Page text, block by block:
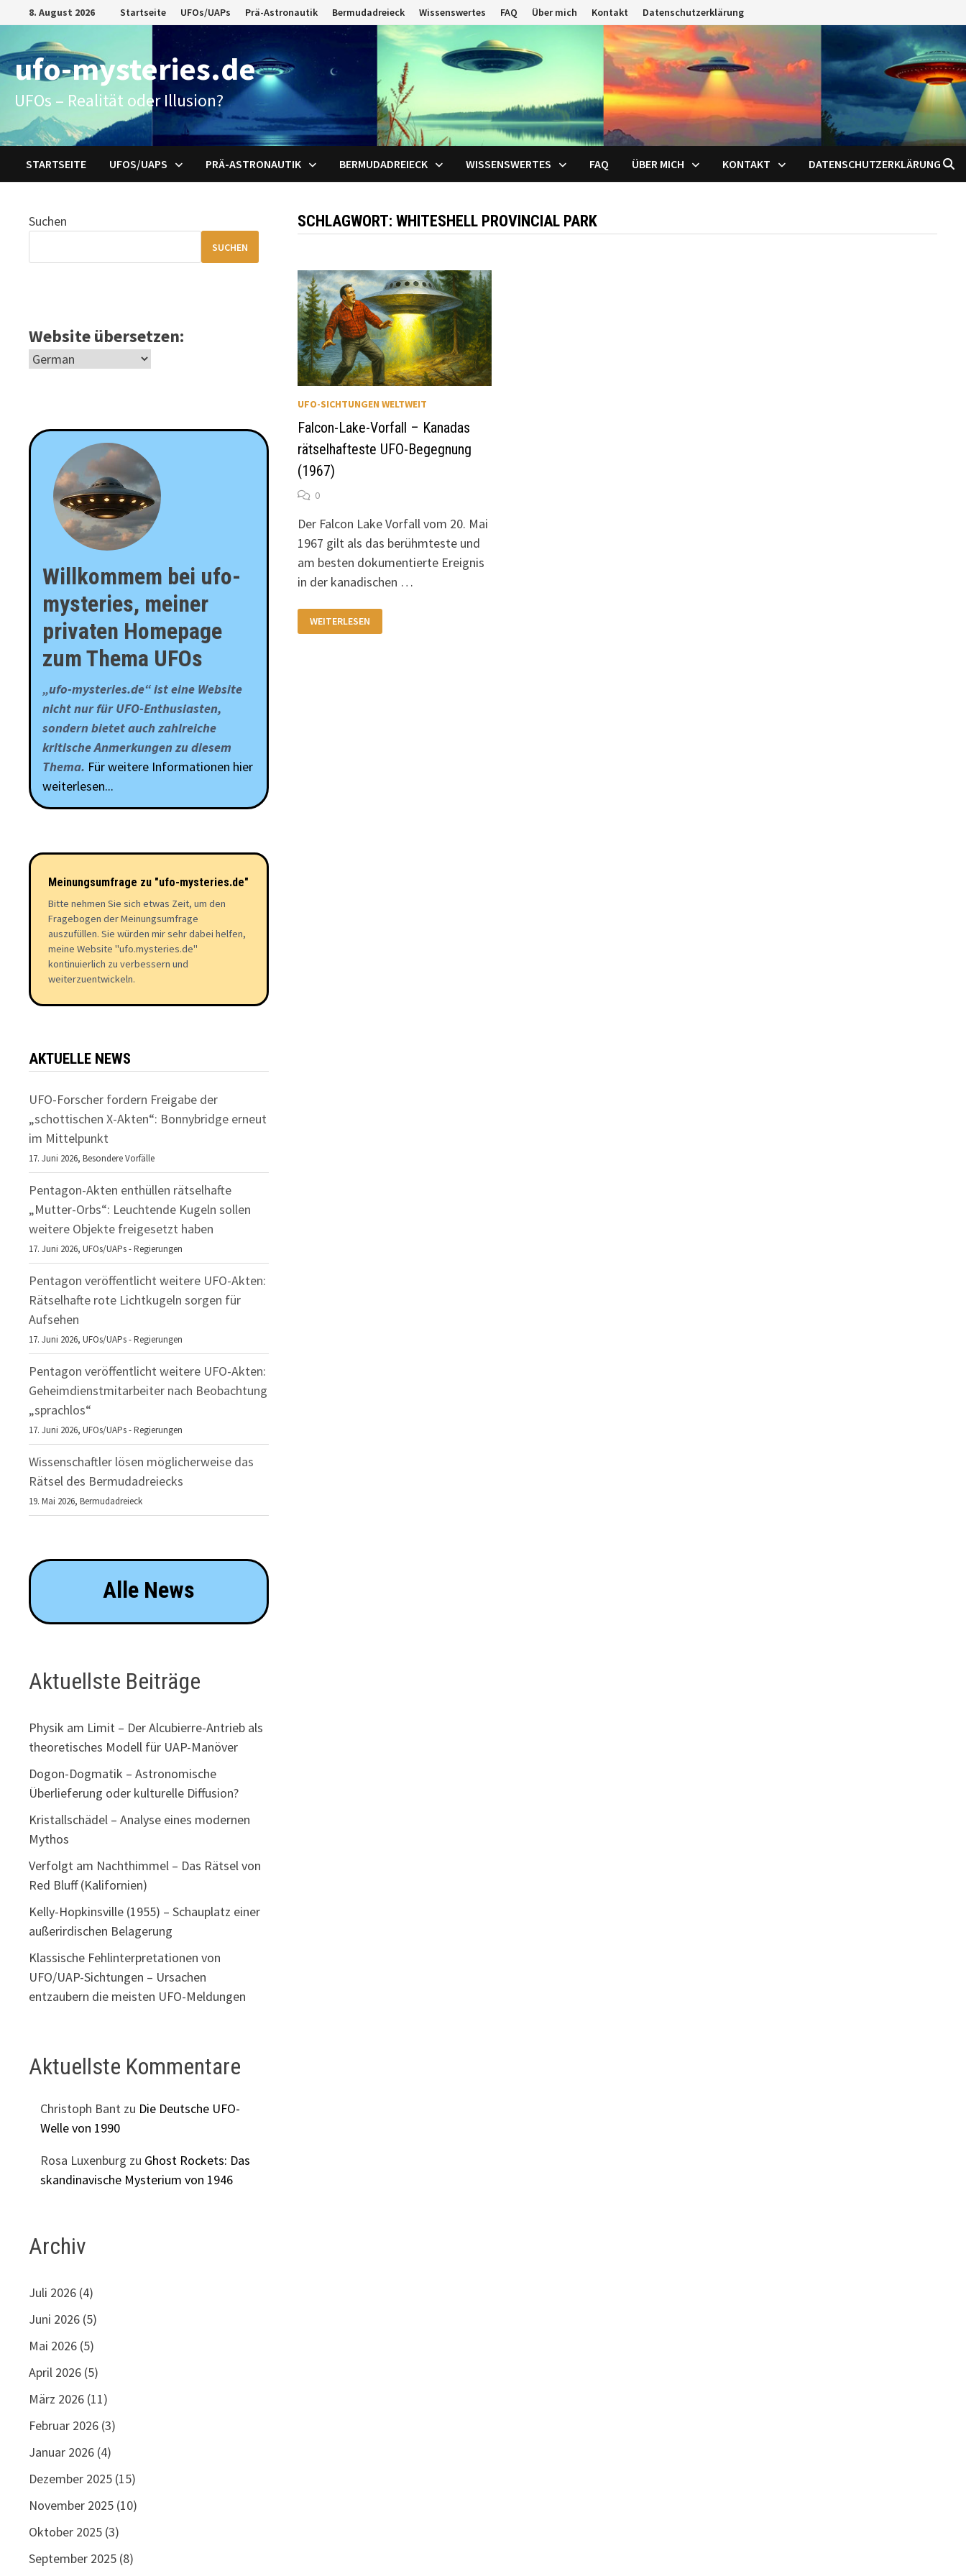
Inhalt
springen
8. August 2026 Startseite UFOs/UAPs Prä-Astronautik Bermudadreieck Wissenswertes FAQ Über mich Kontakt Datenschutzerklärung
ufo-mysteries.de
UFOs – Realität oder Illusion?
STARTSEITE UFOS/UAPS PRÄ-ASTRONAUTIK BERMUDADREIECK WISSENSWERTES FAQ ÜBER MICH KONTAKT DATENSCHUTZERKLÄRUNG
SCHLAGWORT:WHITESHELL PROVINCIAL PARK
UFO-SICHTUNGEN WELTWEIT
Falcon-Lake-Vorfall – Kanadas
rätselhafteste UFO-Begegnung
(1967)
0
Der Falcon Lake Vorfall vom 20. Mai
1967 gilt als das berühmteste und
am besten dokumentierte Ereignis
in der kanadischen …
FALCON-
LAKE-
VORFALL
WEITERLESEN
Suchen
SUCHEN
Website übersetzen:
Willkommem bei ufo-
mysteries, meiner
privaten Homepage
zum Thema UFOs
„ufo-mysteries.de“ ist eine Website
nicht nur für UFO-Enthusiasten,
sondern bietet auch zahlreiche
kritische Anmerkungen zu diesem
Thema. Für weitere Informationen hier
weiterlesen...
Meinungsumfrage zu "ufo-mysteries.de"
Bitte nehmen Sie sich etwas Zeit, um den
Fragebogen der Meinungsumfrage
auszufüllen. Sie würden mir sehr dabei helfen,
meine Website "ufo.mysteries.de"
kontinuierlich zu verbessern und
weiterzuentwickeln.
AKTUELLE NEWS
UFO-Forscher fordern Freigabe der
„schottischen X-Akten“: Bonnybridge erneut
im Mittelpunkt
17. Juni 2026,Besondere Vorfälle
Pentagon-Akten enthüllen rätselhafte
„Mutter-Orbs“: Leuchtende Kugeln sollen
weitere Objekte freigesetzt haben
17. Juni 2026,UFOs/UAPs - Regierungen
Pentagon veröffentlicht weitere UFO-Akten:
Rätselhafte rote Lichtkugeln sorgen für
Aufsehen
17. Juni 2026,UFOs/UAPs - Regierungen
Pentagon veröffentlicht weitere UFO-Akten:
Geheimdienstmitarbeiter nach Beobachtung
„sprachlos“
17. Juni 2026,UFOs/UAPs - Regierungen
Wissenschaftler lösen möglicherweise das
Rätsel des Bermudadreiecks
19. Mai 2026,Bermudadreieck
Alle News
Aktuellste Beiträge
Physik am Limit – Der Alcubierre-Antrieb als
theoretisches Modell für UAP-Manöver
Dogon-Dogmatik – Astronomische
Überlieferung oder kulturelle Diffusion?
Kristallschädel – Analyse eines modernen
Mythos
Verfolgt am Nachthimmel – Das Rätsel von
Red Bluff (Kalifornien)
Kelly-Hopkinsville (1955) – Schauplatz einer
außerirdischen Belagerung
Klassische Fehlinterpretationen von
UFO/UAP-Sichtungen – Ursachen
entzaubern die meisten UFO-Meldungen
Aktuellste Kommentare
Christoph Bant zu Die Deutsche UFO-
Welle von 1990
Rosa Luxenburg zu Ghost Rockets: Das
skandinavische Mysterium von 1946
Archiv
Juli 2026 (4)
Juni 2026 (5)
Mai 2026 (5)
April 2026 (5)
März 2026 (11)
Februar 2026 (3)
Januar 2026 (4)
Dezember 2025 (15)
November 2025 (10)
Oktober 2025 (3)
September 2025 (8)